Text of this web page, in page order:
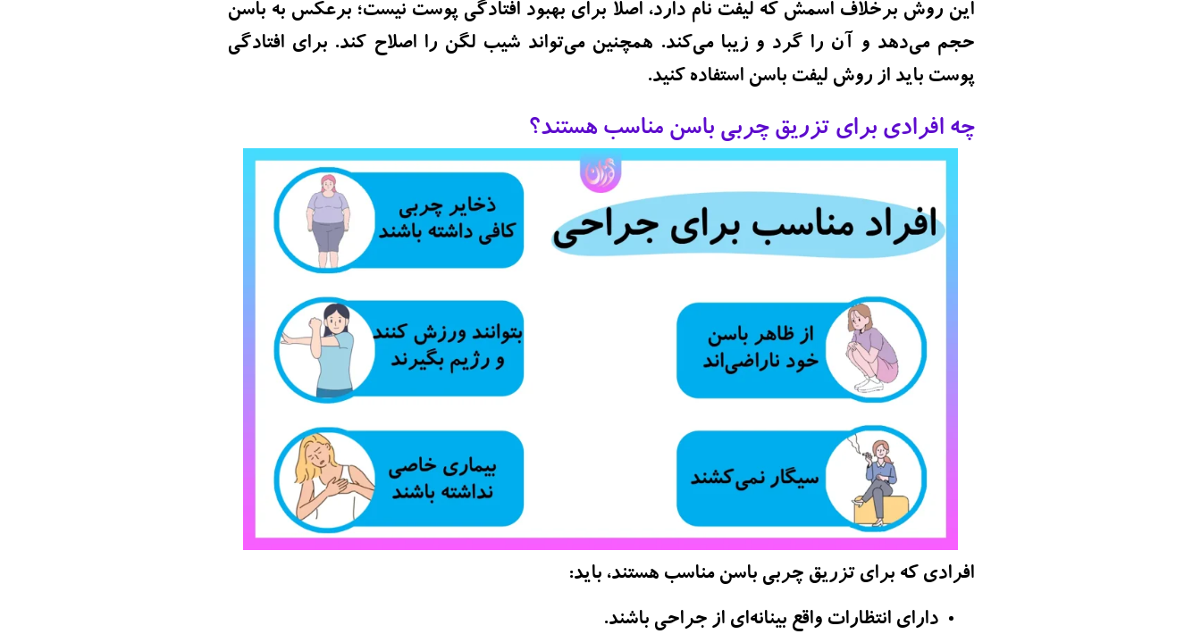
این روش برخلاف اسمش که لیفت نام دارد، اصلا برای بهبود افتادگی پوست نیست؛ برعکس به باسن
حجم می‌دهد و آن را گرد و زیبا می‌کند. همچنین می‌تواند شیب لگن را اصلاح کند. برای افتادگی
پوست باید از روش لیفت باسن استفاده کنید.
چه افرادی برای تزریق چربی باسن مناسب هستند؟
افرادی که برای تزریق چربی باسن مناسب هستند، باید:
دارای انتظارات واقع ‌بینانه‌ای از جراحی باشند.